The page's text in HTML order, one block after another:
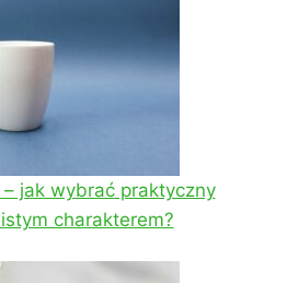
jak wybrać praktyczny
charakterem?